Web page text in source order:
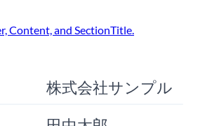
Content, and SectionTitle.
株式会社サンプル